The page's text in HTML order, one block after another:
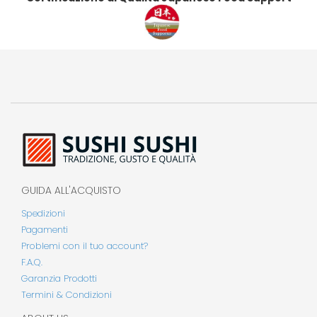
GUIDA ALL'ACQUISTO
Spedizioni
Pagamenti
Problemi con il tuo account?
F.A.Q.
Garanzia Prodotti
Termini & Condizioni